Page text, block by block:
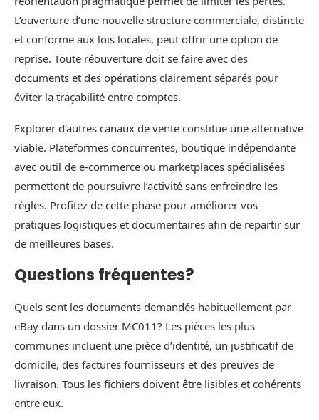
L’ouverture d’une nouvelle structure commerciale, distincte
et conforme aux lois locales, peut offrir une option de
reprise. Toute réouverture doit se faire avec des
documents et des opérations clairement séparés pour
éviter la traçabilité entre comptes.
Explorer d’autres canaux de vente constitue une alternative
viable. Plateformes concurrentes, boutique indépendante
avec outil de e-commerce ou marketplaces spécialisées
permettent de poursuivre l’activité sans enfreindre les
règles. Profitez de cette phase pour améliorer vos
pratiques logistiques et documentaires afin de repartir sur
de meilleures bases.
Questions fréquentes?
Quels sont les documents demandés habituellement par
eBay dans un dossier MC011? Les pièces les plus
communes incluent une pièce d’identité, un justificatif de
domicile, des factures fournisseurs et des preuves de
livraison. Tous les fichiers doivent être lisibles et cohérents
entre eux.